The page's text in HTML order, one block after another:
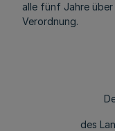
alle fünf Jahre
Verordnung.
des